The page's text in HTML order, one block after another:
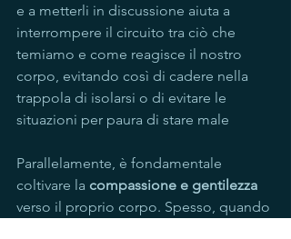
e a metterli in discussione aiuta a
interrompere il circuito tra ciò che
temiamo e come reagisce il nostro
corpo, evitando così di cadere nella
trappola di isolarsi o di evitare le
situazioni per paura di stare male
Parallelamente, è fondamentale
coltivare la compassione e gentilezza
verso il proprio corpo. Spesso, quando